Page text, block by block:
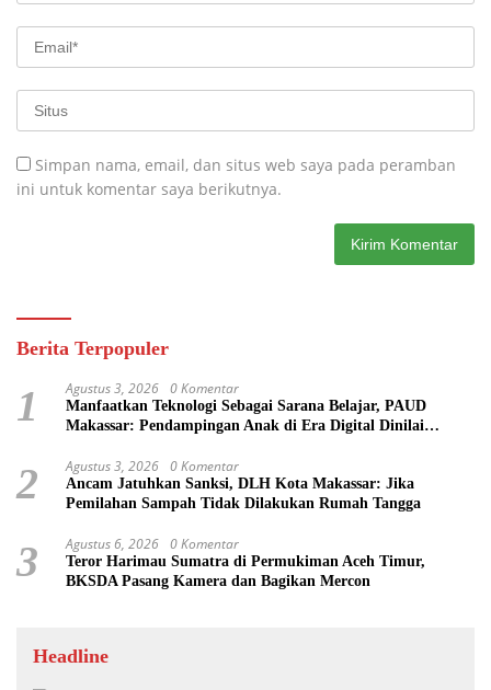
Simpan nama, email, dan situs web saya pada peramban
ini untuk komentar saya berikutnya.
Berita Terpopuler
1 Agustus 3, 2026 0 Komentar
Manfaatkan Teknologi Sebagai Sarana Belajar, PAUD
Makassar: Pendampingan Anak di Era Digital Dinilai
2 Agustus 3, 2026 0 Komentar
Ancam Jatuhkan Sanksi, DLH Kota Makassar: Jika
Pemilahan Sampah Tidak Dilakukan Rumah Tangga
3 Agustus 6, 2026 0 Komentar
Teror Harimau Sumatra di Permukiman Aceh Timur,
BKSDA Pasang Kamera dan Bagikan Mercon
Headline